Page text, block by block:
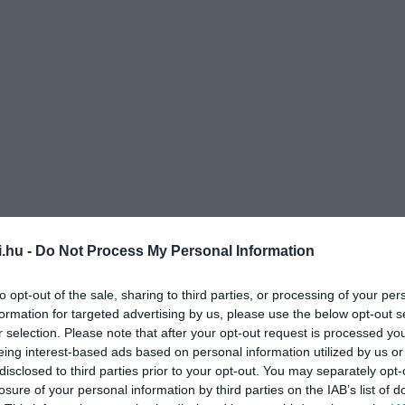
- Do Not Process My Personal Information
opt-out of the sale, sharing to third parties, or processing of your
for targeted advertising by us, please use the below opt-out
selection. Please note that after your opt-out request is processed
interest-based ads based on personal information utilized by us
to third parties prior to your opt-out. You may separately
of your personal information by third parties on the IAB’s list of
pusztafüves lejtőkön, erdőspuszta-réteken fordul elő.
a Kisalföldön, a Cserhátban és az Aggteleki-
indul vezetett túra. A
mutatja meg nekünk